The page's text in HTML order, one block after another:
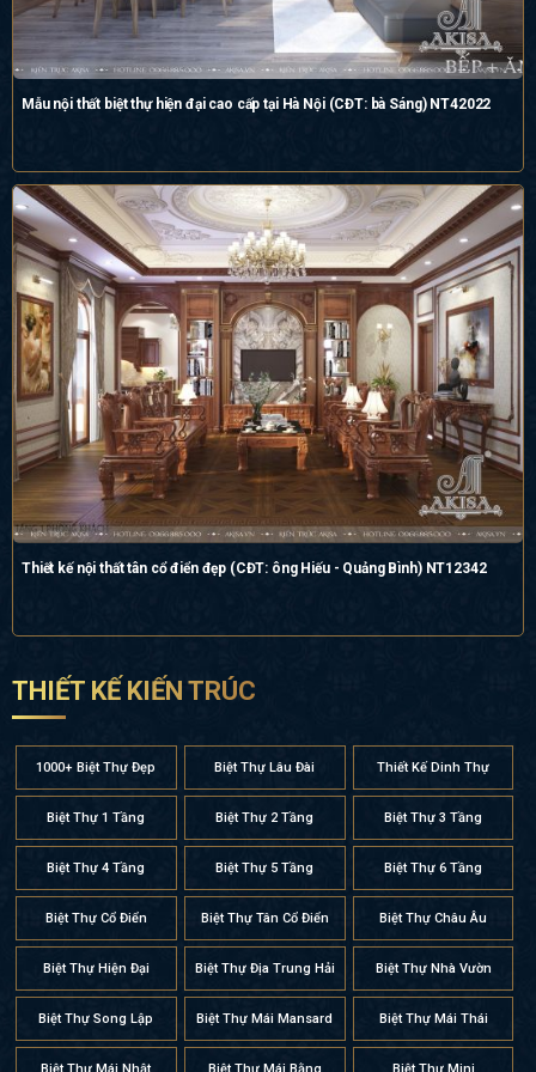
Mẫu nội thất biệt thự hiện đại cao cấp tại Hà Nội (CĐT: bà Sáng) NT42022
Thiết kế nội thất tân cổ điển đẹp (CĐT: ông Hiếu - Quảng Bình) NT12342
THIẾT KẾ KIẾN TRÚC
1000+ Biệt Thự Đẹp Biệt Thự Lâu Đài Thiết Kế Dinh Thự
Biệt Thự 1 Tầng Biệt Thự 2 Tầng Biệt Thự 3 Tầng
Biệt Thự 4 Tầng Biệt Thự 5 Tầng Biệt Thự 6 Tầng
Biệt Thự Cổ Điển Biệt Thự Tân Cổ Điển Biệt Thự Châu Âu
Biệt Thự Hiện Đại Biệt Thự Địa Trung Hải Biệt Thự Nhà Vườn
Biệt Thự Song Lập Biệt Thự Mái Mansard Biệt Thự Mái Thái
Biệt Thự Mái Nhật Biệt Thự Mái Bằng Biệt Thự Mini